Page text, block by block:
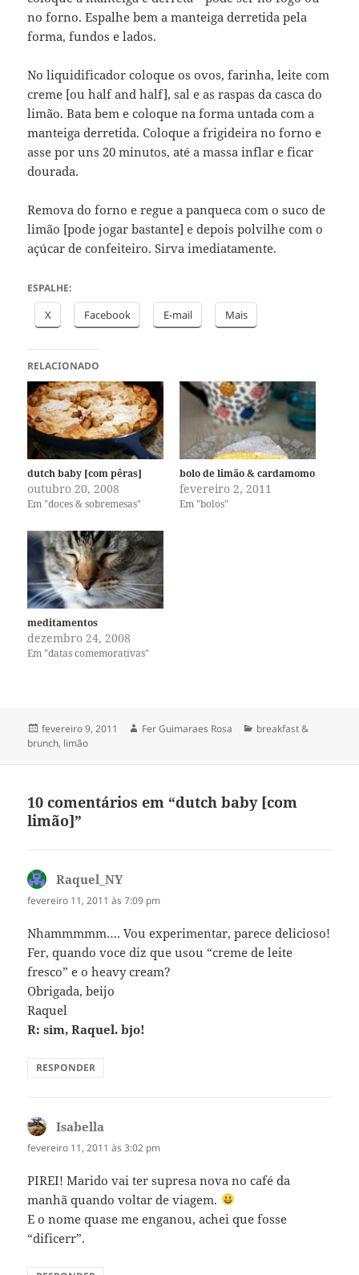
no forno. Espalhe bem a manteiga derretida pela
forma, fundos e lados.
No liquidificador coloque os ovos, farinha, leite com
creme [ou half and half], sal e as raspas da casca do
limão. Bata bem e coloque na forma untada com a
manteiga derretida. Coloque a frigideira no forno e
asse por uns 20 minutos, até a massa inflar e ficar
dourada.
Remova do forno e regue a panqueca com o suco de
limão [pode jogar bastante] e depois polvilhe com o
açúcar de confeiteiro. Sirva imediatamente.
ESPALHE:
X Facebook E-mail Mais
RELACIONADO
dutch baby [com pêras]
outubro 20, 2008
Em "doces & sobremesas"
bolo de limão & cardamomo
fevereiro 2, 2011
Em "bolos"
meditamentos
dezembro 24, 2008
Em "datas comemorativas"
Publicado
em
fevereiro 9, 2011 Autor
Fer Guimaraes Rosa Categorias
breakfast &
brunch, limão
10 comentários em “dutch baby [com
limão]”
Raquel_NYdisse:
fevereiro 11, 2011 às 7:09 pm
Nhammmmm…. Vou experimentar, parece delicioso!
Fer, quando voce diz que usou “creme de leite
fresco” e o heavy cream?
Obrigada, beijo
Raquel
R: sim, Raquel. bjo!
RESPONDER
Isabella
fevereiro 11, 2011 às 3:02 pm
PIREI! Marido vai ter supresa nova no café da
manhã quando voltar de viagem.
E o nome quase me enganou, achei que fosse
“dificerr”.